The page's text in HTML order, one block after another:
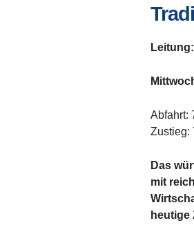
Abfahrt:
Zustieg:
Das
mit
heutige